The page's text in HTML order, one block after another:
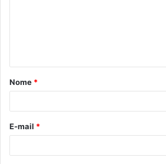
Nome *
E-mail *